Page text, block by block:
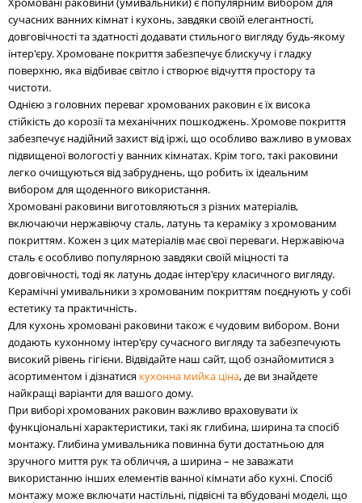
сучасних ванних кімнат і кухонь, завдяки своїй елегантності,
довговічності та здатності додавати стильного вигляду будь-якому
інтер'єру. Хромоване покриття забезпечує блискучу і гладку
поверхню, яка відбиває світло і створює відчуття простору та
чистоти.
Однією з головних переваг хромованих раковин є їх висока
стійкість до корозії та механічних пошкоджень. Хромове покриття
забезпечує надійний захист від іржі, що особливо важливо в умовах
підвищеної вологості у ванних кімнатах. Крім того, такі раковини
легко очищуються від забруднень, що робить їх ідеальним
вибором для щоденного використання.
Хромовані раковини виготовляються з різних матеріалів,
включаючи нержавіючу сталь, латунь та кераміку з хромованим
покриттям. Кожен з цих матеріалів має свої переваги. Нержавіюча
сталь є особливо популярною завдяки своїй міцності та
довговічності, тоді як латунь додає інтер'єру класичного вигляду.
Керамічні умивальники з хромованим покриттям поєднують у собі
естетику та практичність.
Для кухонь хромовані раковини також є чудовим вибором. Вони
додають кухонному інтер'єру сучасного вигляду та забезпечують
високий рівень гігієни. Відвідайте наш сайт, щоб ознайомитися з
асортиментом і дізнатися кухонна мийка ціна, де ви знайдете
найкращі варіанти для вашого дому.
При виборі хромованих раковин важливо враховувати їх
функціональні характеристики, такі як глибина, ширина та спосіб
монтажу. Глибина умивальника повинна бути достатньою для
зручного миття рук та обличчя, а ширина – не заважати
використанню інших елементів ванної кімнати або кухні. Спосіб
монтажу може включати настільні, підвісні та вбудовані моделі, що